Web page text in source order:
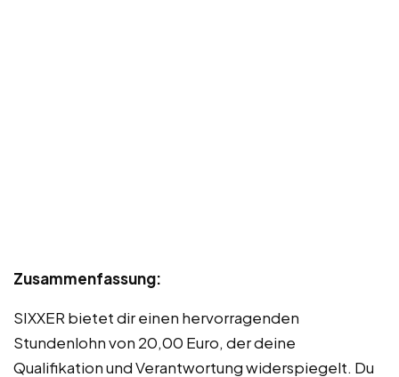
Zusammenfassung:
SIXXER bietet dir einen hervorragenden
Stundenlohn von 20,00 Euro, der deine
Qualifikation und Verantwortung widerspiegelt. Du